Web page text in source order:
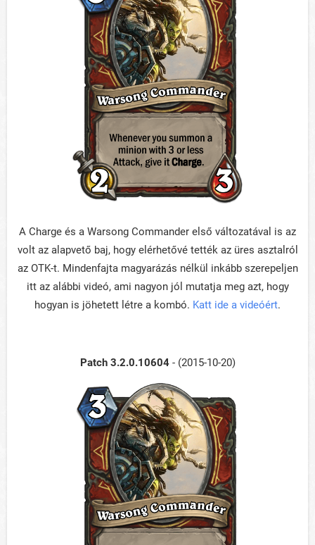
A Charge és a Warsong Commander első változatával is az
volt az alapvető baj, hogy elérhetővé tették az üres asztalról
az OTK-t. Mindenfajta magyarázás nélkül inkább szerepeljen
itt az alábbi videó, ami nagyon jól mutatja meg azt, hogy
hogyan is jöhetett létre a kombó. Katt ide a videóért.
Patch 3.2.0.10604- (2015-10-20)